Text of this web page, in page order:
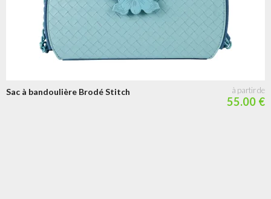
Sac à bandoulière Brodé Stitch
55.00 €